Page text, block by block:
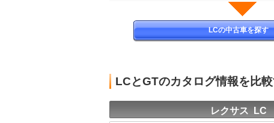
LCの中古車を探す
LCとGTのカタログ情報を比
レクサス LC